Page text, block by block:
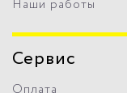
Наши работы
Сервис
Оплата